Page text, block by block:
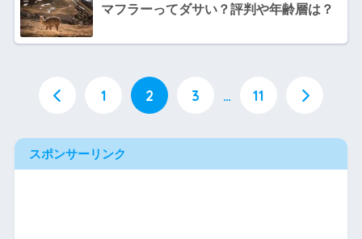
マフラーってダサい？評判や年齢層は？
1 2 3 … 11
スポンサーリンク